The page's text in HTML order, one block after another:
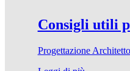
Consigli utili
Progettazione